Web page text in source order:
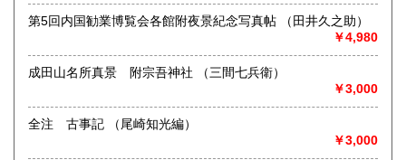
歴史、社会科学、自然科学、美術工芸、国語国文、古典籍、
近代文献、趣味、サブカルチャー、古書一般（その他）
第5回内国勧業博覧会各館附夜景紀念写真帖 （田井久之助）
￥4,980
成田山名所真景 附宗吾神社 （三間七兵衛）
￥3,000
全注 古事記 （尾崎知光編）
￥3,000